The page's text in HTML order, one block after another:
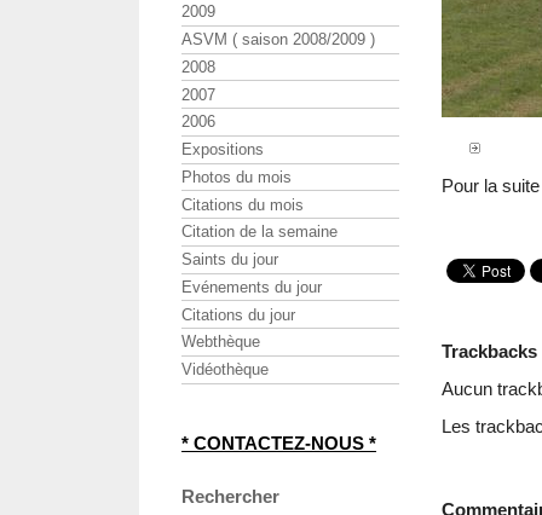
Pour la
Trackbacks
Aucun
Les
2009
ASVM ( saison 2008/2009 )
2008
2007
2006
Expositions
Photos du mois
Citations du mois
Citation de la semaine
Saints du jour
Evénements du jour
Citations du jour
Webthèque
Vidéothèque
* CONTACTEZ-NOUS *
Rechercher